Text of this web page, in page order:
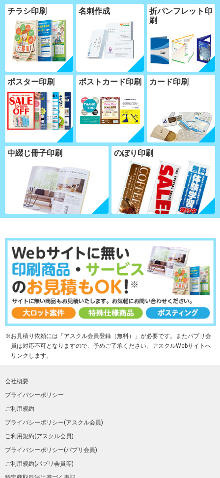
チラシ印刷 名刺作成
折パンフレット印
刷
ポスター印刷 ポストカード印刷 カード印刷
中綴じ冊子印刷 のぼり印刷
お見積り依頼には「アスクル会員登録（無料）」が必要です。またパプリ会
員は対応不可となりますので、予めご了承ください。アスクルWebサイトへ
リンクします。
会社概要
プライバシーポリシー
ご利用規約
プライバシーポリシー(アスクル会員)
ご利用規約(アスクル会員)
プライバシーポリシー(パプリ会員)
ご利用規約(パプリ会員等)